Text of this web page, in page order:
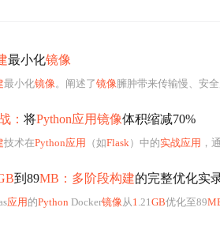
最小化镜像
最小化镜像。阐述了镜像臃肿带来传输慢、安全风
： 将Python应用镜像体积缩减70%
技术在Python应用 （如Flask）中的实战应用 ，
到89MB：多阶段构建的完整优化实
应用 的Python Docker镜像从1.21GB优化至89